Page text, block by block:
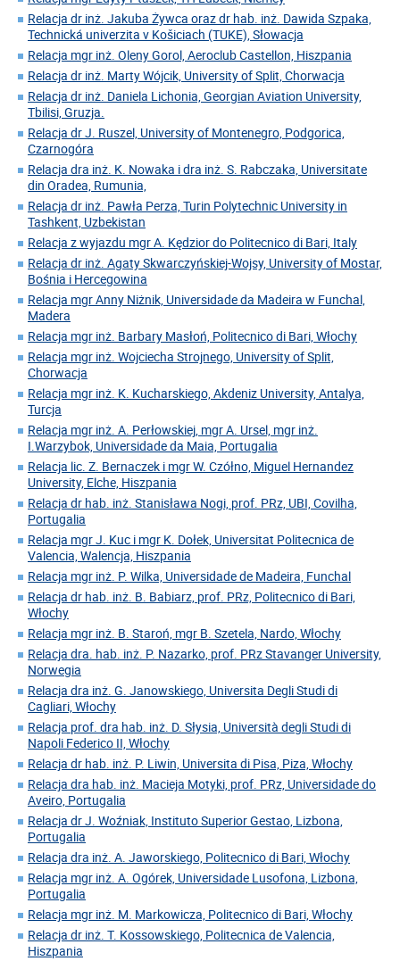
Relacja dr inż. Jakuba Żywca oraz dr hab. inż. Dawida Szpaka,
Technická univerzita v Košiciach (TUKE), Słowacja
Relacja mgr inż. Oleny Gorol, Aeroclub Castellon, Hiszpania
Relacja dr inż. Marty Wójcik, University of Split, Chorwacja
Relacja dr inż. Daniela Lichonia, Georgian Aviation University,
Tbilisi, Gruzja.
Relacja dr J. Ruszel, University of Montenegro, Podgorica,
Czarnogóra
Relacja dra inż. K. Nowaka i dra inż. S. Rabczaka, Universitate
din Oradea, Rumunia,
Relacja dr inż. Pawła Perza, Turin Polytechnic University in
Tashkent, Uzbekistan
Relacja z wyjazdu mgr A. Kędzior do Politecnico di Bari, Italy
Relacja dr inż. Agaty Skwarczyńskiej-Wojsy, University of Mostar,
Bośnia i Hercegowina
Relacja mgr Anny Niżnik, Universidade da Madeira w Funchal,
Madera
Relacja mgr inż. Barbary Masłoń, Politecnico di Bari, Włochy
Relacja mgr inż. Wojciecha Strojnego, University of Split,
Chorwacja
Relacja mgr inż. K. Kucharskiego, Akdeniz University, Antalya,
Turcja
Relacja mgr inż. A. Perłowskiej, mgr A. Ursel, mgr inż.
I.Warzybok, Universidade da Maia, Portugalia
Relacja lic. Z. Bernaczek i mgr W. Czółno, Miguel Hernandez
University, Elche, Hiszpania
Relacja dr hab. inż. Stanisława Nogi, prof. PRz, UBI, Covilha,
Portugalia
Relacja mgr J. Kuc i mgr K. Dołek, Universitat Politecnica de
Valencia, Walencja, Hiszpania
Relacja mgr inż. P. Wilka, Universidade de Madeira, Funchal
Relacja dr hab. inż. B. Babiarz, prof. PRz, Politecnico di Bari,
Włochy
Relacja mgr inż. B. Staroń, mgr B. Szetela, Nardo, Włochy
Relacja dra. hab. inż. P. Nazarko, prof. PRz Stavanger University,
Norwegia
Relacja dra inż. G. Janowskiego, Universita Degli Studi di
Cagliari, Włochy
Relacja prof. dra hab. inż. D. Słysia, Università degli Studi di
Napoli Federico II, Włochy
Relacja dr hab. inż. P. Liwin, Universita di Pisa, Piza, Włochy
Relacja dra hab. inż. Macieja Motyki, prof. PRz, Universidade do
Aveiro, Portugalia
Relacja dr J. Woźniak, Instituto Superior Gestao, Lizbona,
Portugalia
Relacja dra inż. A. Jaworskiego, Politecnico di Bari, Włochy
Relacja mgr inż. A. Ogórek, Universidade Lusofona, Lizbona,
Portugalia
Relacja mgr inż. M. Markowicza, Politecnico di Bari, Włochy
Relacja dr inż. T. Kossowskiego, Politecnica de Valencia,
Hiszpania